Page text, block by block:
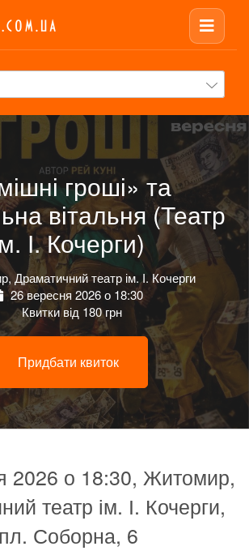
гроші» та
вітальня (Театр
І. Кочерги)
Драматичний театр ім. І. Кочерги
26 вересня 2026 о 18:30
Квитки від 180 грн
Придбати квиток
2026 о 18:30, Житомир,
театр ім. І. Кочерги,
пл. Соборна, 6